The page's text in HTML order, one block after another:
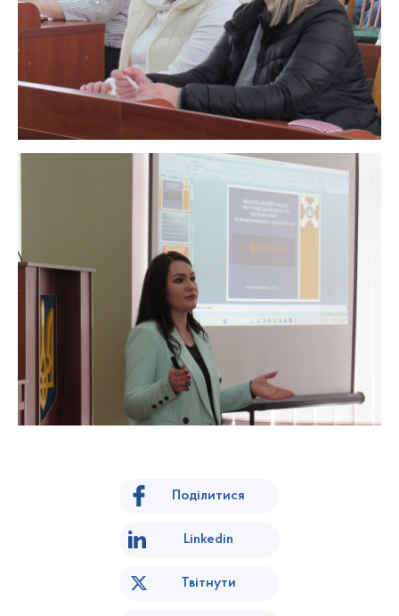
Поділитися
Linkedin
Твітнути